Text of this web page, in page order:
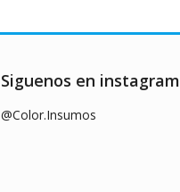
Siguenos en instagram
@Color.Insumos